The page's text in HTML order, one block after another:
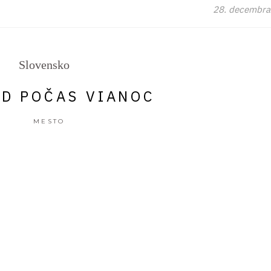
28.
Slovensko
POČAS VIANOC
MESTO